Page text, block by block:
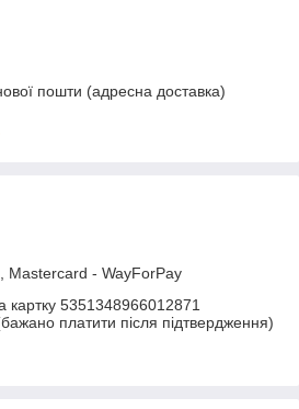
пошти (адресна доставка)
Mastercard - WayForPay
5351348966012871
платити після підтвердження)